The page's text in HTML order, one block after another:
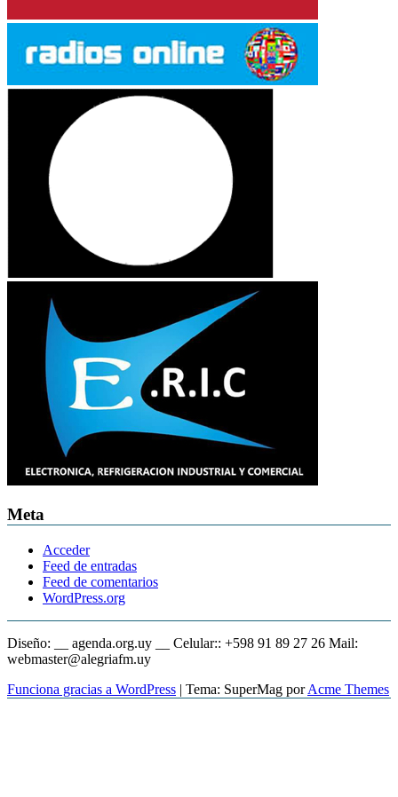
Meta
Acceder
Feed de entradas
Feed de comentarios
WordPress.org
Diseño: __ agenda.org.uy __ Celular:: +598 91 89 27 26 Mail:
webmaster@alegriafm.uy
Funciona gracias a WordPress | Tema: SuperMag porAcme Themes